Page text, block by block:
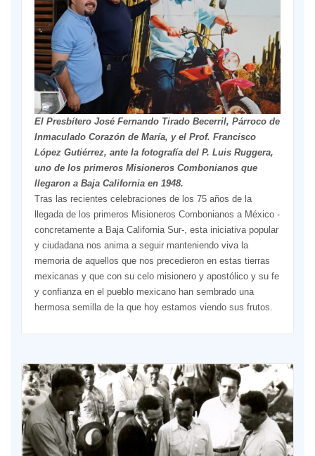
El Presbítero José Fernando Tirado Becerril, Párroco de
Inmaculado Corazón de María, y el Prof. Francisco
López Gutiérrez, ante la fotografía del P. Luis Ruggera,
uno de los primeros Misioneros Combonianos que
llegaron a Baja California en 1948.
Tras las recientes celebraciones de los 75 años de la
llegada de los primeros Misioneros Combonianos a México -
concretamente a Baja California Sur-, esta iniciativa popular
y ciudadana nos anima a seguir manteniendo viva la
memoria de aquellos que nos precedieron en estas tierras
mexicanas y que con su celo misionero y apostólico y su fe
y confianza en el pueblo mexicano han sembrado una
hermosa semilla de la que hoy estamos viendo sus frutos.